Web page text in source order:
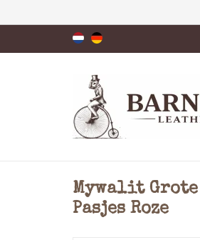
Mywalit Grote
Pasjes Roze